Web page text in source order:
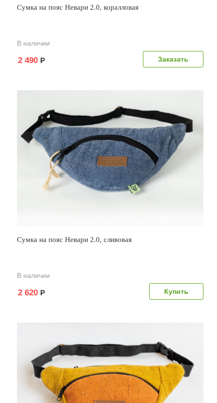
Сумка на пояс Невари 2.0, коралловая
В наличии
Заказать
2 490 Р
Сумка на пояс Невари 2.0, сливовая
В наличии
2 620 Р